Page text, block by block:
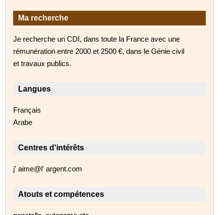
Ma recherche
Je recherche un CDI, dans toute la France avec une
rémunération entre 2000 et 2500 €, dans le Génie civil
et travaux publics.
Langues
Français
Arabe
Centres d'intérêts
j' aime@l' argent.com
Atouts et compétences